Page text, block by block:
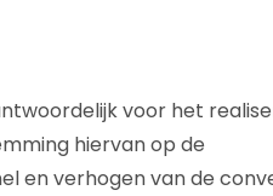
voor het
hiervan op de
en verhogen van de